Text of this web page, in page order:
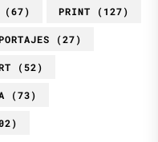
(67) PRINT (127)
(27)
(52)
(73)